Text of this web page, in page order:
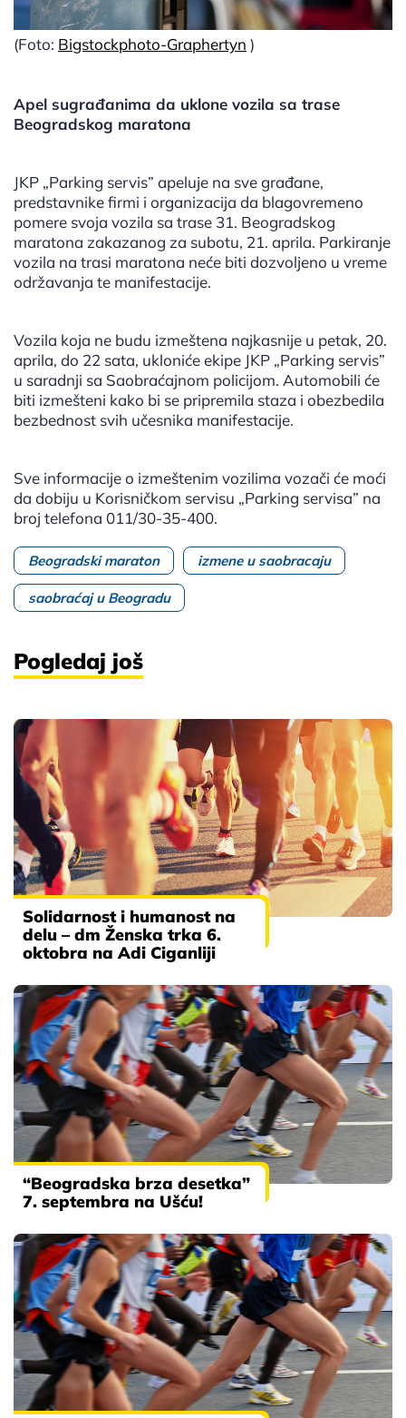
(Foto: Bigstockphoto-Graphertyn )
Apel sugrađanima da uklone vozila sa trase
Beogradskog maratona
JKP „Parking servis” apeluje na sve građane,
predstavnike firmi i organizacija da blagovremeno
pomere svoja vozila sa trase 31. Beogradskog
maratona zakazanog za subotu, 21. aprila. Parkiranje
vozila na trasi maratona neće biti dozvoljeno u vreme
održavanja te manifestacije.
Vozila koja ne budu izmeštena najkasnije u petak, 20.
aprila, do 22 sata, ukloniće ekipe JKP „Parking servis”
u saradnji sa Saobraćajnom policijom. Automobili će
biti izmešteni kako bi se pripremila staza i obezbedila
bezbednost svih učesnika manifestacije.
Sve informacije o izmeštenim vozilima vozači će moći
da dobiju u Korisničkom servisu „Parking servisa” na
broj telefona 011/30-35-400.
Beogradski maraton izmene u saobracaju
saobraćaj u Beogradu
Pogledaj još
Solidarnost i humanost na
delu – dm Ženska trka 6.
oktobra na Adi Ciganliji
“Beogradska brza desetka”
7. septembra na Ušću!